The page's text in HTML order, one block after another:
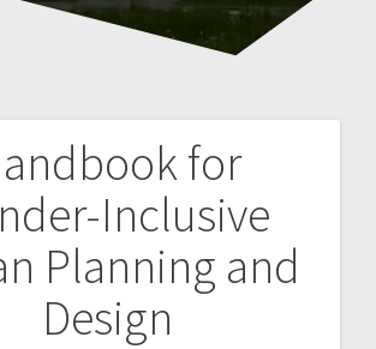
for
Inclusive
Planning and
Design